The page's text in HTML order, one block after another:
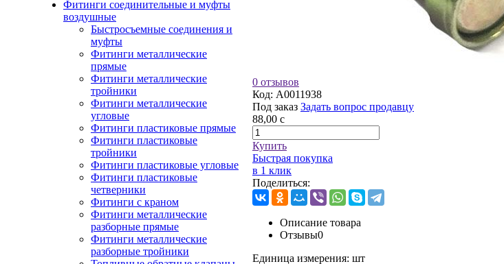
Фитинги соединительные и муфты
воздушные
Быстросъемные соединения и
муфты
Фитинги металлические
прямые
Фитинги металлические
тройники
Фитинги металлические
угловые
Фитинги пластиковые прямые
Фитинги пластиковые
тройники
Фитинги пластиковые угловые
Фитинги пластиковые
четверники
Фитинги с краном
Фитинги металлические
разборные прямые
Фитинги металлические
разборные тройники
0 отзывов
Код: A0011938
Под заказ Задать вопрос продавцу
88,00 c
Купить
Быстрая покупка
в 1 клик
Поделиться:
Описание товара
Отзывы0
Единица измерения: шт